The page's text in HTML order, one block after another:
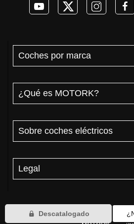
Descatalogado
Coches por marca
¿Qué es MOTORK?
Sobre coches eléctricos
Legal